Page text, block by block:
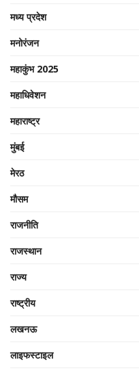
मध्य प्रदेश
मनोरंजन
महाकुंभ 2025
महाधिवेशन
महाराष्ट्र
मुंबई
मेरठ
मौसम
राजनीति
राजस्थान
राज्य
राष्ट्रीय
लखनऊ
लाइफस्टाइल